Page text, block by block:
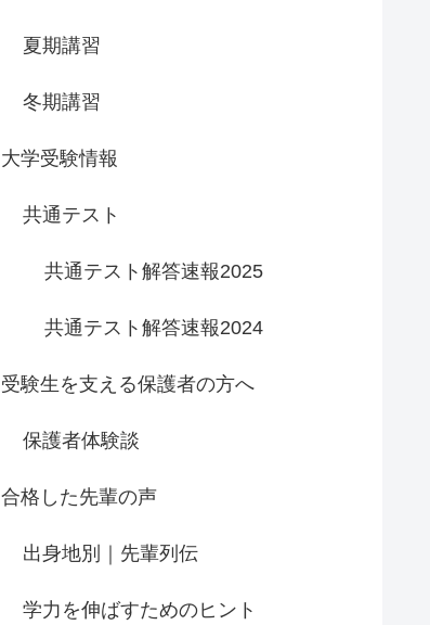
夏期講習
冬期講習
大学受験情報
共通テスト
共通テスト解答速報2025
共通テスト解答速報2024
受験生を支える保護者の方へ
保護者体験談
合格した先輩の声
出身地別｜先輩列伝
学力を伸ばすためのヒント